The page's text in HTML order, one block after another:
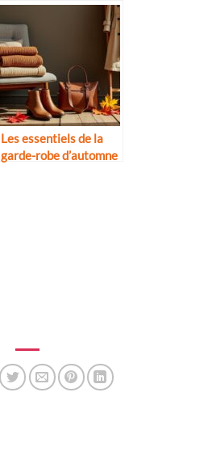
Les essentiels de la
garde-robe d’automne